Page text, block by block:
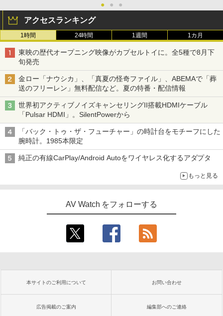
● ● ●
アクセスランキング
1時間 24時間 1週間 1カ月
東映の歴代オープニング映像がカプセルトイに。全5種で8月下
旬発売
金ロー「ナウシカ」、「真夏の怪奇ファイル」、ABEMAで「葬
送のフリーレン」無料配信など。夏の特番・配信情報
世界初アクティブノイズキャンセリングII搭載HDMIケーブル
「Pulsar HDMI」。SilentPowerから
「バック・トゥ・ザ・フューチャー」の時計台をモチーフにした
腕時計。1985本限定
純正の有線CarPlay/Android Autoをワイヤレス化するアダプタ
もっと見る
AV Watch をフォローする
本サイトのご利用について お問い合わせ
広告掲載のご案内 編集部へのご連絡